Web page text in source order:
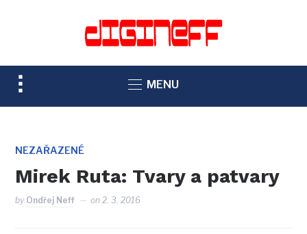
TOGGLE
SIDEBAR
NAVIGATION
MENU
NEZAŘAZENÉ
Mirek Ruta: Tvary a patvary
by Ondřej Neff on2. 3. 2016